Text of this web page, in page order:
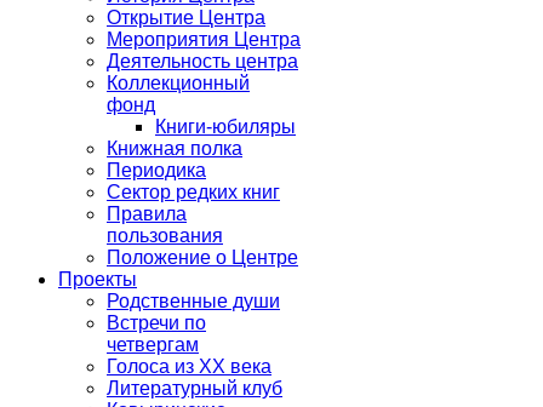
Открытие Центра
Мероприятия Центра
Деятельность центра
Коллекционный
фонд
Книги-юбиляры
Книжная полка
Периодика
Сектор редких книг
Правила
пользования
Положение о Центре
Проекты
Родственные души
Встречи по
четвергам
Голоса из ХХ века
Литературный клуб